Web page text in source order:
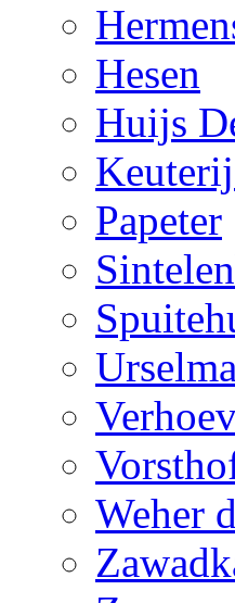
Hesen
Huijs
Papeter
Weher